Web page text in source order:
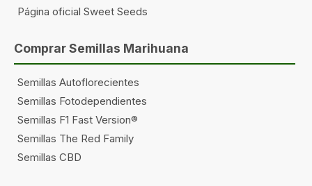
Página oficial Sweet Seeds
Comprar Semillas Marihuana
Semillas Autoflorecientes
Semillas Fotodependientes
Semillas F1 Fast Version®
Semillas The Red Family
Semillas CBD